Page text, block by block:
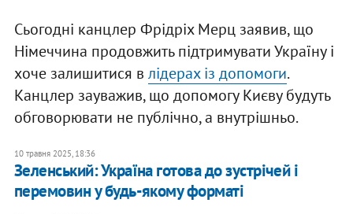
Сьогодні канцлер Фрідріх Мерц заявив, що
Німеччина продовжить підтримувати Україну і
хоче залишитися в лідерах із допомоги.
Канцлер зауважив, що допомогу Києву будуть
обговорювати не публічно, а внутрішньо.
10 травня 2025, 18:36
Зеленський: Україна готова до зустрічей і
перемовин у будь-якому форматі